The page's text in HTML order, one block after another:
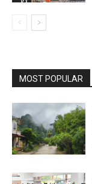
MOST POPULAR